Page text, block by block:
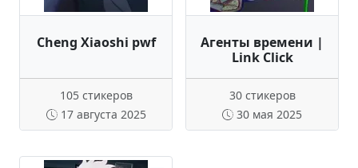
Cheng Xiaoshi pwf
105 стикеров
17 августа 2025
Агенты времени |
Link Click
30 стикеров
30 мая 2025